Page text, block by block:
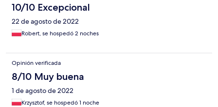
10/10 Excepcional
22 de agosto de 2022
Robert, se hospedó 2 noches
Opinión verificada
8/10 Muy buena
1 de agosto de 2022
Krzysztof, se hospedó 1 noche